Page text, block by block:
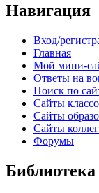
Навигация
Вход/
Главная
Мой мини-
Ответы на
Поиск по
Сайты
Сайты
Сайты коллег
Форумы
Библиотека